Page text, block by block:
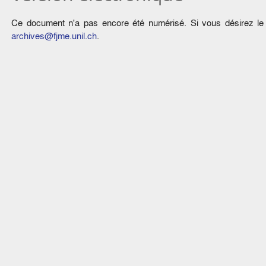
Ce document n'a pas encore été numérisé. Si vous désirez
archives@fjme.unil.ch.